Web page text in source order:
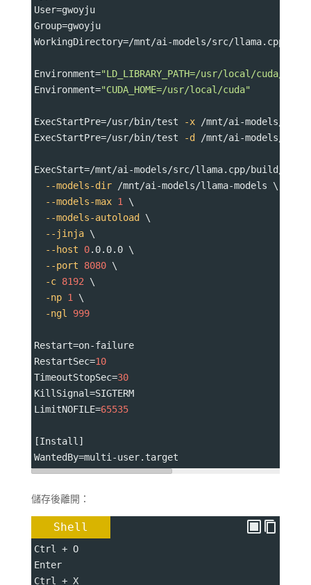
User=gwoyju
Group=gwoyju
WorkingDirectory=/mnt/ai-models/src/llama.cpp
Environment="LD_LIBRARY_PATH=/usr/local/cuda/
Environment="CUDA_HOME=/usr/local/cuda"
ExecStartPre=/usr/bin/test -x /mnt/ai-models/src/
ExecStartPre=/usr/bin/test -d /mnt/ai-models/
ExecStart=/mnt/ai-models/src/llama.cpp/build/bin/
--models-dir /mnt/ai-models/llama-models \
--models-max 1
\
--models-autoload
\
--jinja \
--host
0.0.0.0 \
--port
8080 \
-c 8192 \
-np 1
\
-ngl
999
Restart=on-failure
RestartSec=10
TimeoutStopSec=30
KillSignal=SIGTERM
LimitNOFILE=65535
[Install]
WantedBy=multi-user.target
儲存後離開：
Shell
Ctrl + O
Enter
Ctrl + X